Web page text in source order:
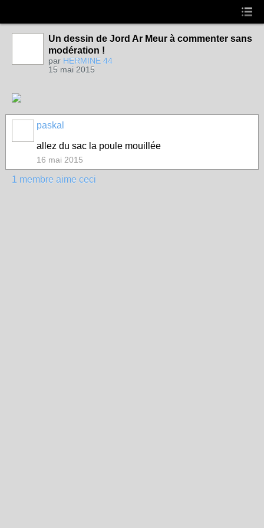
Un dessin de Jord Ar Meur à commenter sans
modération !
par HERMINE 44
15 mai 2015
paskal
allez du sac la poule mouillée
16 mai 2015
1 membre aime ceci